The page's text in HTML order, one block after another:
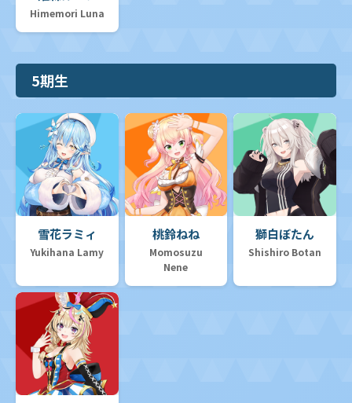
Himemori Luna
5期生
雪花ラミィ
Yukihana Lamy
桃鈴ねね
Momosuzu
Nene
獅白ぼたん
Shishiro Botan